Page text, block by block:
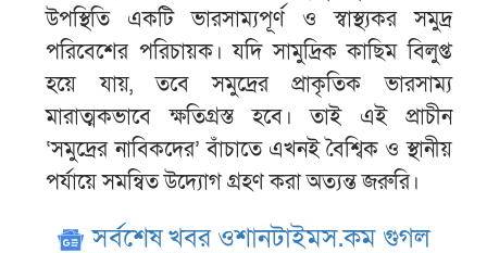
উপস্থিতি একটি ভারসাম্যপূর্ণ ও স্বাস্থ্যকর সমুদ্র
পরিবেশের পরিচায়ক। যদি সামুদ্রিক কাছিম বিলুপ্ত
হয়ে যায়, তবে সমুদ্রের প্রাকৃতিক ভারসাম্য
মারাত্মকভাবে ক্ষতিগ্রস্ত হবে। তাই এই প্রাচীন
‘সমুদ্রের নাবিকদের’ বাঁচাতে এখনই বৈশ্বিক ও স্থানীয়
পর্যায়ে সমন্বিত উদ্যোগ গ্রহণ করা অত্যন্ত জরুরি।
সর্বশেষ খবর ওশানটাইমস.কম গুগল